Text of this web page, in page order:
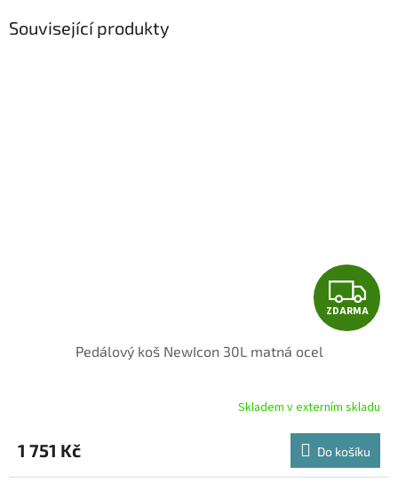
Související produkty
Z
D
R
M
A
ZDARMA
Pedálový koš NewIcon 30L matná ocel
Skladem v externím skladu
1 751 Kč Do košíku